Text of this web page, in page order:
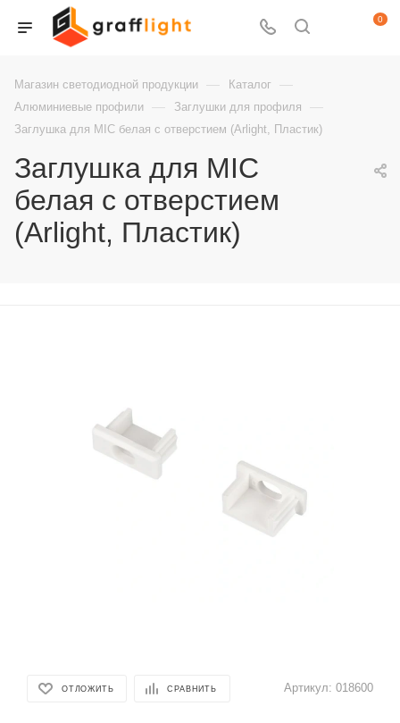
0
Магазин светодиодной продукции — Каталог —
Алюминиевые профили — Заглушки для профиля —
Заглушка для MIC белая с отверстием (Arlight, Пластик)
Заглушка для MIC
белая с отверстием
(Arlight, Пластик)
ОТЛОЖИТЬ СРАВНИТЬ Артикул: 018600